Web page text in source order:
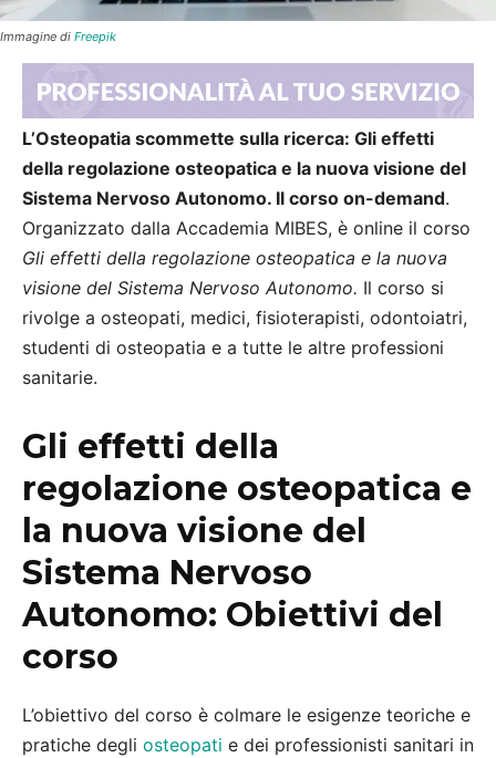
Immagine di Freepik
L’Osteopatia scommette sulla ricerca: Gli effetti
della regolazione osteopatica e la nuova visione del
Sistema Nervoso Autonomo. Il corso on-demand.
Organizzato dalla Accademia MIBES, è online il corso
Gli effetti della regolazione osteopatica e la nuova
visione del Sistema Nervoso Autonomo. Il corso si
rivolge a osteopati, medici, fisioterapisti, odontoiatri,
studenti di osteopatia e a tutte le altre professioni
sanitarie.
Gli effetti della
regolazione osteopatica e
la nuova visione del
Sistema Nervoso
Autonomo: Obiettivi del
corso
L’obiettivo del corso è colmare le esigenze teoriche e
pratiche degli osteopati e dei professionisti sanitari in